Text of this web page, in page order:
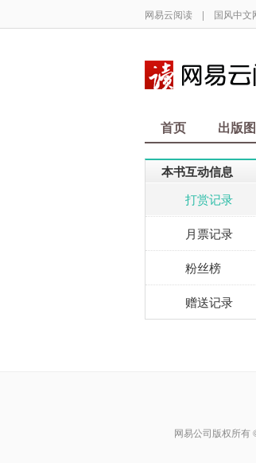
网易云阅读 | 国风中文
首页 出版
本书互动信息
打赏记录
月票记录
粉丝榜
赠送记录
网易公司版权所有